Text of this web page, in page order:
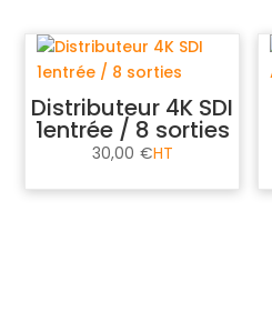
Distributeur 4K SDI
1entrée / 8 sorties
30,00 €